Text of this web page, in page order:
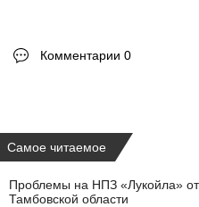
Комментарии 0
Самое читаемое
Проблемы на НПЗ «Лукойла»
Тамбовской области